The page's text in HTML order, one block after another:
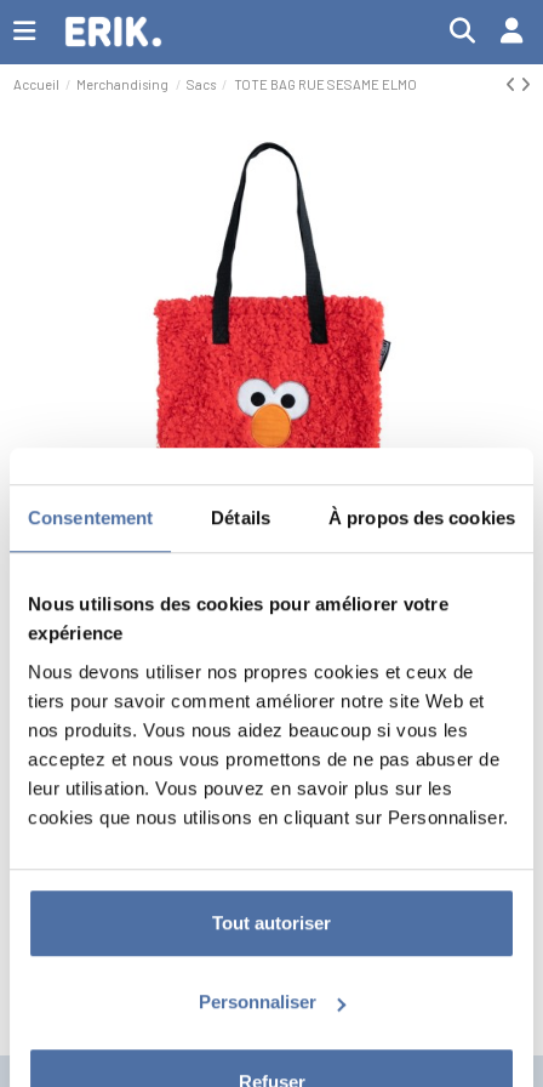
Consentement Détails À propos des cookies
Nous utilisons des cookies pour améliorer votre
expérience
Nous devons utiliser nos propres cookies et ceux de
tiers pour savoir comment améliorer notre site Web et
nos produits. Vous nous aidez beaucoup si vous les
acceptez et nous vous promettons de ne pas abuser de
leur utilisation. Vous pouvez en savoir plus sur les
cookies que nous utilisons en cliquant sur Personnaliser.
Tout autoriser
Personnaliser
Refuser
Accueil Merchandising Sacs TOTE BAG RUE SESAME ELMO
TOTE BAG RUE SESAME ELMO
Doublure intérieure en polyester. Il présente un motif brodé et des
anses en coton pour le porter à l'épaule. Dimensions : 35 x 40 x 10 cm.